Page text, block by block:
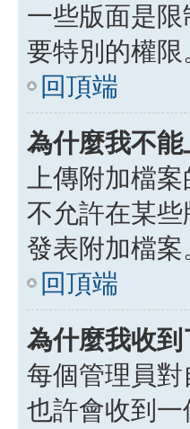
一些版面是
要特別的權
回頂端
為什麼我不能
上傳附加檔
不允許在某
發表附加檔
回頂端
為什麼我收到
每個管理員
也許會收到